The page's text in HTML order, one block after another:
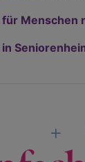
Menschen